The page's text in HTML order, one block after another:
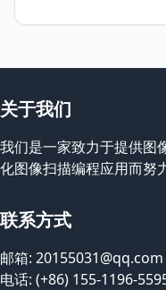
关于我们
我们是一家致力于提供图
化图像扫描编程应用而努力
联系方式
邮箱: 20155031@qq.com
电话: (+86) 155-1196-